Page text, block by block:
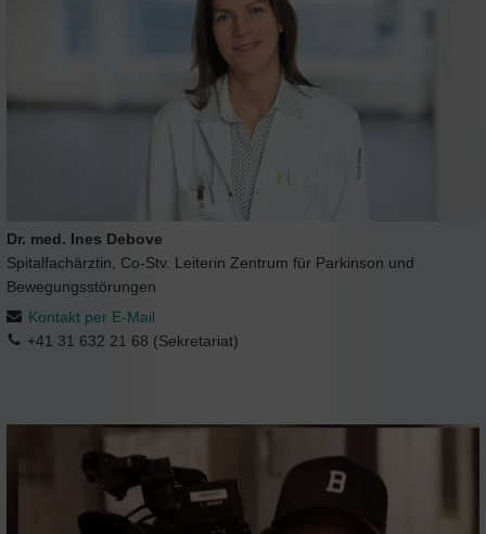
Dr. med. Ines Debove
Spitalfachärztin, Co-Stv. Leiterin Zentrum für Parkinson und
Bewegungsstörungen
Kontakt per E-Mail
+41 31 632 21 68 (Sekretariat)